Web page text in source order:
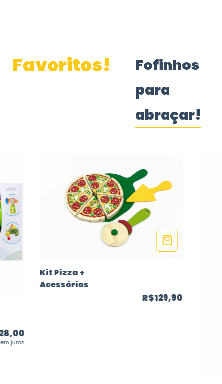
Favoritos!
Fofinhos
para
abraçar!
juros
Kit Pizza +
Acessórios
R$129,90